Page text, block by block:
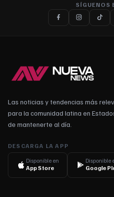
SÍGUENOS
Las noticias y tendencias más
para la comunidad latina en
de mantenerte al día.
DESCARGA LA APP
Disponible en
App Store
Disponible
Google